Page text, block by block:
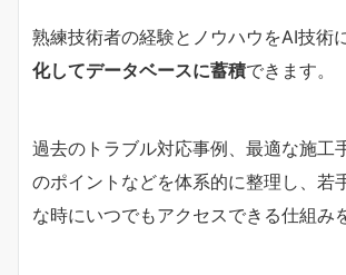
熟練技術者の経験とノウハウをAI技術
化してデータベースに蓄積できます。
過去のトラブル対応事例、最適な施工
のポイントなどを体系的に整理し、若
な時にいつでもアクセスできる仕組み